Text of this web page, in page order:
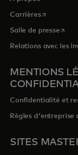
Carrièress’ouvre
Salle de presse
Relations avec les
MENTIONS
Confidentialité et
Règles d'entreprise
SITES